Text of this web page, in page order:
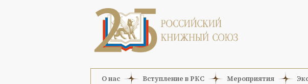
О нас Вступление в РКС Мероприятия